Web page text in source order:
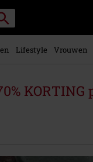
Lifestyle Vrouwen
KORTING